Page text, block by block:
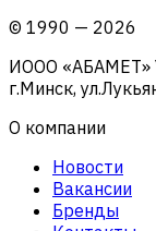
© 1990 — 2026
ИООО «АБАМЕТ»
г.Минск,
О компании
Новости
Вакансии
Бренды